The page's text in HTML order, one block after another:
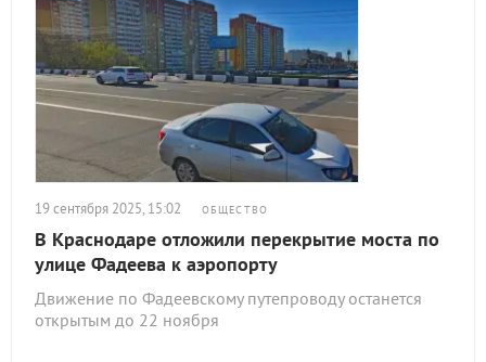
19 сентября 2025, 15:02 ОБЩЕСТВО
В Краснодаре отложили перекрытие моста по
улице Фадеева к аэропорту
Движение по Фадеевскому путепроводу останется
открытым до 22 ноября